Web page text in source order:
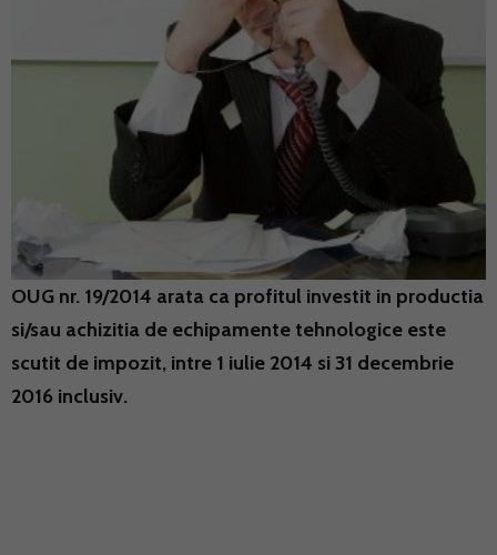
OUG nr. 19/2014 arata ca profitul investit in productia
si/sau achizitia de echipamente tehnologice este
scutit de impozit, intre 1 iulie 2014 si 31 decembrie
2016 inclusiv.